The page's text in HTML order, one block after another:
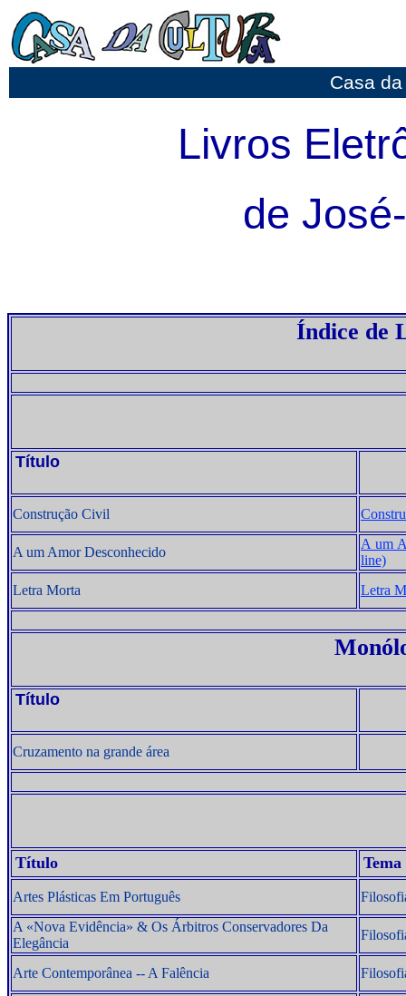
Casa
Livros
de
Índice de
Título
Construção Civil
A um Amor Desconhecido
A um
line)
Letra Morta
Letra
Título
Cruzamento na grande área
Título Tema
Artes Plásticas Em Português
A «Nova Evidência» & Os Árbitros Conservadores Da
Elegância
Arte Contemporânea -- A Falência